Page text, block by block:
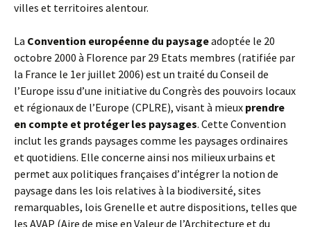
villes et territoires alentour.
La Convention européenne du paysageadoptée le 20
octobre 2000 à Florence par 29 Etats membres (ratifiée par
la France le 1er juillet 2006) est un traité du Conseil de
l’Europe issu d’une initiative du Congrès des pouvoirs locaux
et régionaux de l’Europe (CPLRE), visant à mieux prendre
en compte et protéger les paysages. Cette Convention
inclut les grands paysages comme les paysages ordinaires
et quotidiens. Elle concerne ainsi nos milieux urbains et
permet aux politiques françaises d’intégrer la notion de
paysage dans les lois relatives à la biodiversité, sites
remarquables, lois Grenelle et autre dispositions, telles que
les AVAP (Aire de mise en Valeur de l’Architecture et du